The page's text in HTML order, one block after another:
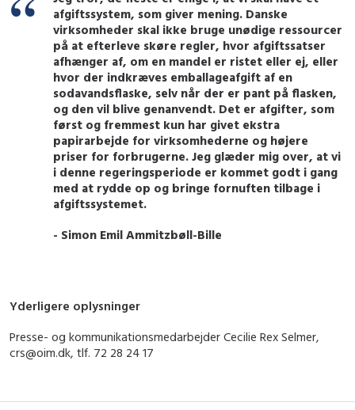
afgiftssystem, som giver mening. Danske
virksomheder skal ikke bruge unødige ressourcer
på at efterleve skøre regler, hvor afgiftssatser
afhænger af, om en mandel er ristet eller ej, eller
hvor der indkræves emballageafgift af en
sodavandsflaske, selv når der er pant på flasken,
og den vil blive genanvendt. Det er afgifter, som
først og fremmest kun har givet ekstra
papirarbejde for virksomhederne og højere
priser for forbrugerne. Jeg glæder mig over, at vi
i denne regeringsperiode er kommet godt i gang
med at rydde op og bringe fornuften tilbage i
afgiftssystemet.
- Simon Emil Ammitzbøll-Bille
Yderligere oplysninger
Presse- og kommunikationsmedarbejder Cecilie Rex Selmer,
crs@oim.dk, tlf. 72 28 24 17